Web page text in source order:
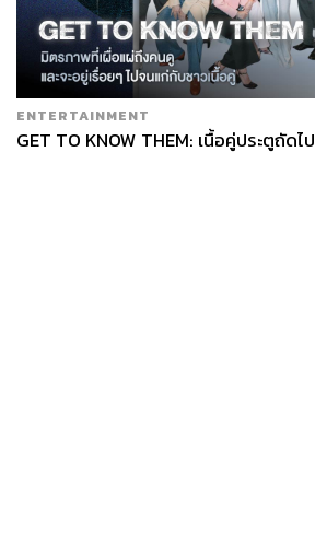
ENTERTAINMENT
GET TO KNOW THEM: เนื้อคู่ประตูถัดไป